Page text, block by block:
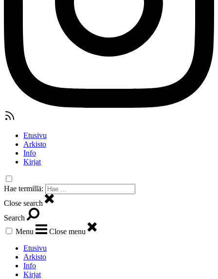
Etusivu
Arkisto
Info
Kirjat
Hae termillä:
Close search
Search
Menu
Close menu
Etusivu
Arkisto
Info
Kirjat